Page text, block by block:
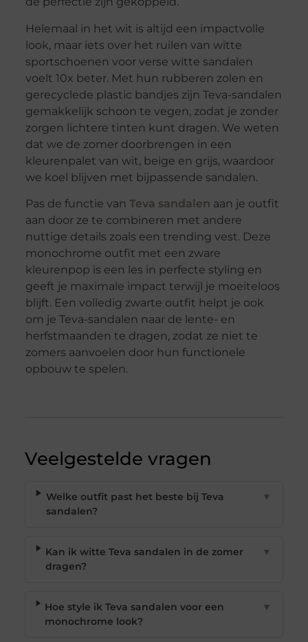
Helemaal in het wit is altijd een impactvolle
look, maar iets over het ruilen van witte
sportschoenen voor verse witte sandalen
voelt 10x beter. Met hun rubberen zolen en
gerecyclede plastic bandjes zijn Teva-sandalen
gemakkelijk schoon te vegen, zodat je zonder
zorgen lichtere tinten kunt dragen. We weten
dat we de zomer doorbrengen in een
kleurenpalet van wit, beige en grijs, waardoor
we koel blijven met bijpassende sandalen.
Pas de functie van Teva sandalen aan je outfit
aan door ze te combineren met andere
nuttige details zoals een trending vest. Deze
monochrome outfit met een zware
kleurenpop is een les in perfecte styling en
geeft je maximale impact terwijl je moeiteloos
blijft. Een volledig zwarte outfit helpt je ook
om je Teva-sandalen naar de lente- en
herfstmaanden te dragen, zodat ze niet te
zomers aanvoelen door hun functionele
opbouw te spelen.
Veelgestelde vragen
Welke outfit past het beste bij Teva
sandalen?
▼
Kan ik witte Teva sandalen in de zomer
dragen?
▼
Hoe style ik Teva sandalen voor een
monochrome look?
▼